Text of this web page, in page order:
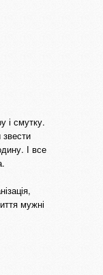
і смутку.
звести
І все
мужні